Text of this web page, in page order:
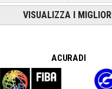
VISUALIZZA I MIGLIORI
A CURA DI